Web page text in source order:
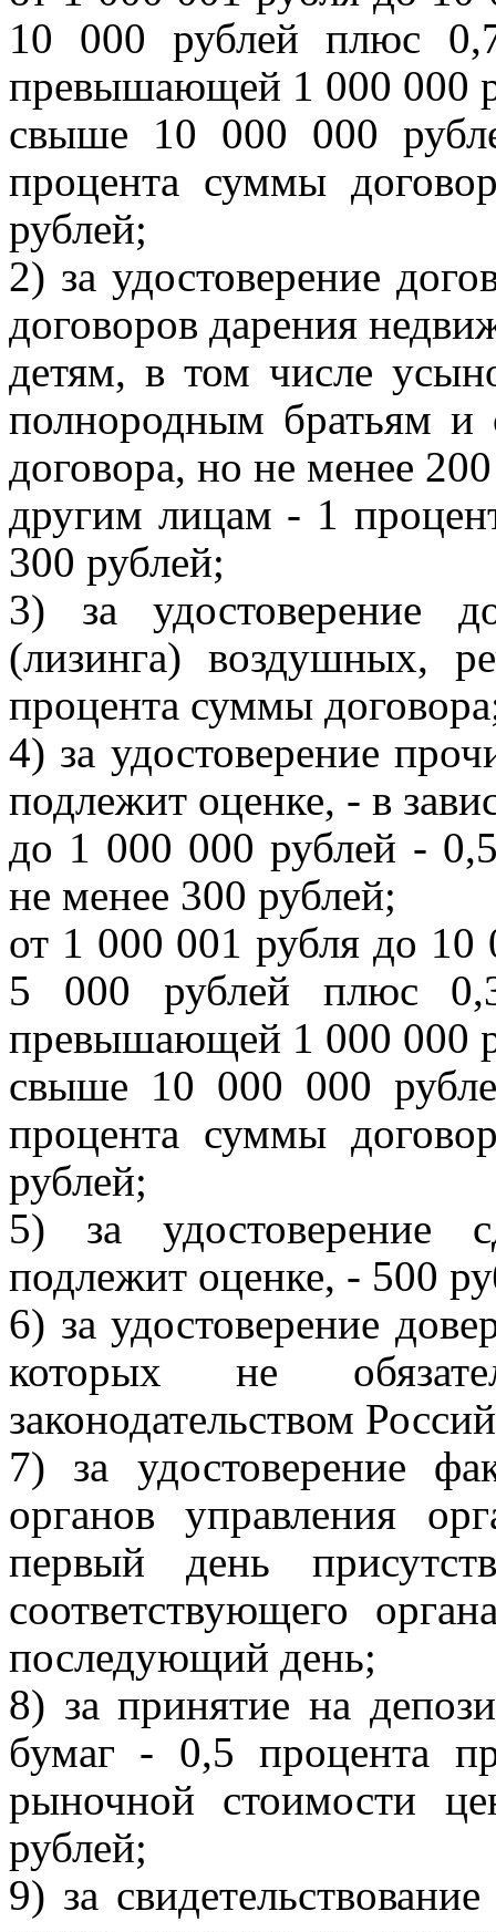
10 000 рублей плюс
превышающей 1 000 000
свыше 10 000 000
процента суммы
рублей;
2) за удостоверение
договоров дарения
детям, в том числе
полнородным братьям
договора, но не менее
другим лицам - 1
300 рублей;
3) за удостоверение
(лизинга) воздушных,
процента суммы
4) за удостоверение
подлежит оценке, - в
до 1 000 000 рублей -
не менее 300 рублей;
от 1 000 001 рубля до 10
5 000 рублей плюс
превышающей 1 000 000
свыше 10 000 000
процента суммы
рублей;
5) за удостоверение
подлежит оценке, - 500
6) за удостоверение
которых не
законодательством
7) за удостоверение
органов управления
первый день
соответствующего
последующий день;
8) за принятие на
бумаг - 0,5 процента
рыночной стоимости
рублей;
9) за